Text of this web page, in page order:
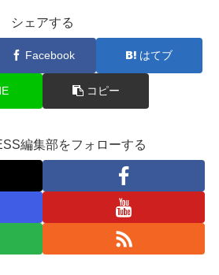
シェアする
Facebook はてブ
コピー
編集部をフォローする